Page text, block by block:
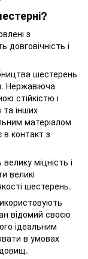
з
довговічність і
шестерень
Нержавіюча
стійкістю і
інших
матеріалом
контакт з
міцність і
великі
шестерень.
відомий своєю
ідеальним
в умовах